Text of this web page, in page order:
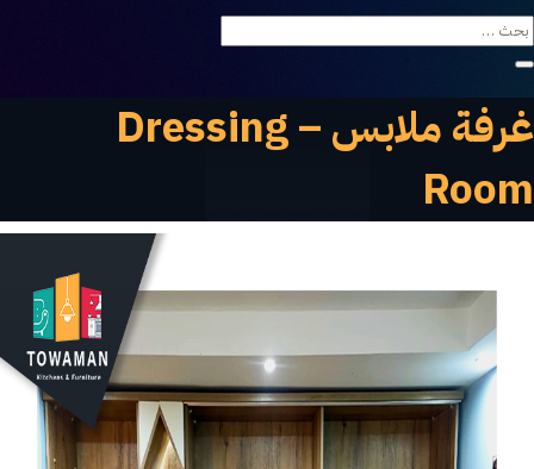
غرفة ملابس – Dressing
Room